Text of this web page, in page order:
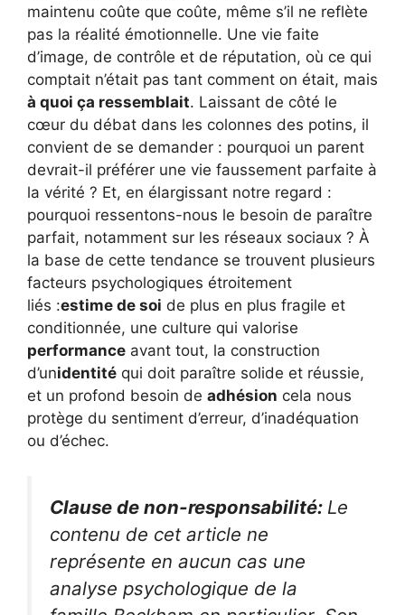
maintenu coûte que coûte, même s’il ne reflète
pas la réalité émotionnelle. Une vie faite
d’image, de contrôle et de réputation, où ce qui
comptait n’était pas tant comment on était, mais
à quoi ça ressemblait. Laissant de côté le
cœur du débat dans les colonnes des potins, il
convient de se demander : pourquoi un parent
devrait-il préférer une vie faussement parfaite à
la vérité ? Et, en élargissant notre regard :
pourquoi ressentons-nous le besoin de paraître
parfait, notamment sur les réseaux sociaux ? À
la base de cette tendance se trouvent plusieurs
facteurs psychologiques étroitement
liés :estime de soi de plus en plus fragile et
conditionnée, une culture qui valorise
performance avant tout, la construction
d’unidentité qui doit paraître solide et réussie,
et un profond besoin de adhésion cela nous
protège du sentiment d’erreur, d’inadéquation
ou d’échec.
Clause de non-responsabilité: Le
contenu de cet article ne
représente en aucun cas une
analyse psychologique de la